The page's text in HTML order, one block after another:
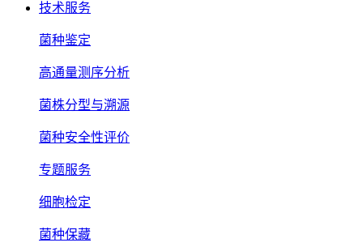
技术服务
菌种鉴定
高通量测序分析
菌株分型与溯源
菌种安全性评价
专题服务
细胞检定
菌种保藏